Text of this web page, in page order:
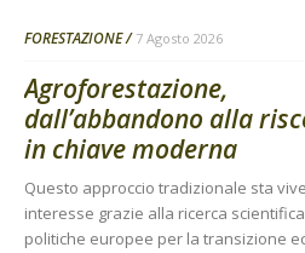
FORESTAZIONE 7 Agosto 2026
Agroforestazione,
dall’abbandono alla
in chiave moderna
Questo approccio tradizionale sta
interesse grazie alla ricerca
politiche europee per la transizione